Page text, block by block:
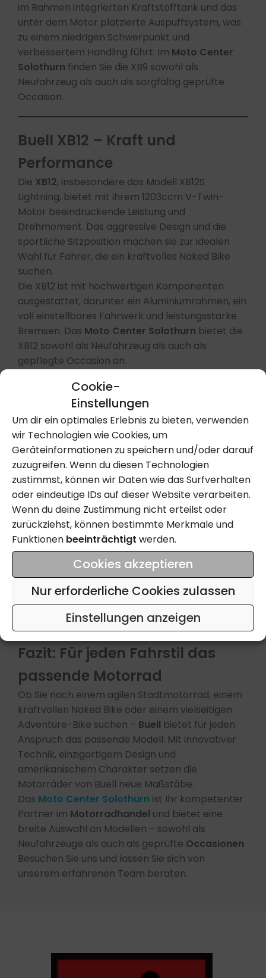
Cookie-
Einstellungen
Um dir ein optimales Erlebnis zu bieten, verwenden
wir Technologien wie Cookies, um
Geräteinformationen zu speichern und/oder darauf
zuzugreifen. Wenn du diesen Technologien
zustimmst, können wir Daten wie das Surfverhalten
oder eindeutige IDs auf dieser Website verarbeiten.
Wenn du deine Zustimmung nicht erteilst oder
zurückziehst, können bestimmte Merkmale und
Funktionen beeinträchtigt werden.
Cookies akzeptieren
Nur erforderliche Cookies zulassen
Einstellungen anzeigen
im Rahmen integrierten Kraftstofftank und das
unter dem Motor platzierte Auspuffsystem, was
zu einem niedrigen Schwerpunkt und
verbessertem Handling führt. Im Moto Center
Solothurn finden Sie die XB9 sowohl als
Neufahrzeug als auch als sorgfältig geprüfte
Occasion.​
Buell XB12 – Kraft und
Performance
Die XB12, insbesondere das Modell XB12S
Lightning, bietet mit ihrem 1203ccm V-Twin-
Motor beeindruckende Leistung und
Drehmoment. Das aggressive Design und die
sportliche Sitzposition machen sie zur idealen
Wahl für Fahrer, die ein kraftvolles Naked Bike
suchen.​
Die XB12 ist mit hochwertigen Komponenten
ausgestattet, darunter ein Aluminiumrahmen, ein
voll einstellbares Fahrwerk und leistungsstarke
Bremsen. Das Moto Center Solothurn bietet die
XB12 sowohl als Neufahrzeug als auch als
gepflegte Occasion an.​
Buell Ulysses – Vielseitigkeit für
Abenteuer
DieUlysses, insbesondere das Modell XB12X, ist
ein Adventure-Bike, das Komfort und Leistung für
lange Touren bietet. Mit ihrem 1203ccm V-Twin-
Motor und einem robusten Fahrwerk ist sie
sowohl auf der Straße als auch abseits davon
zuhause.​
Die Ulysses verfügt über praktische Features wie
einen großen Kraftstofftank, eine bequeme
Sitzbank und integrierte Gepäcklösungen. Im
Moto Center Solothurnfinden Sie die Buell
Ulysses sowohl als Neufahrzeug als auch als
sorgfältig geprüfte Occasion.​
Fazit: Für jeden Fahrstil das
passende Motorrad
Ob Sie nach einem agilen Stadtmotorrad, einem
kraftvollen Naked Bike oder einem vielseitigen
Adventure-Bike suchen – Buell bietet für jeden
Anspruch das passende Modell. Mit innovativer
Technik, einzigartigem Design und
amerikanischem Charakter setzen die
Motorräder von Buell neue Maßstäbe.​
Das Moto Center Solothurn ist Ihr kompetenter
Partner im Motorradhandel und bietet eine
breite Auswahl an Modellen – sowohl als
Neufahrzeuge als auch als geprüfte Occasionen.
Besuchen Sie uns und lassen Sie sich von
unserem erfahrenen Team beraten.